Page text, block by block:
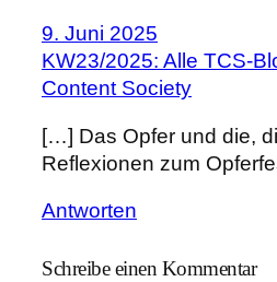
9. Juni 2025
KW23/2025: Alle TCS-
Content Society
[…] Das Opfer und die,
Reflexionen zum
Antworten
Schreibe einen Kommentar